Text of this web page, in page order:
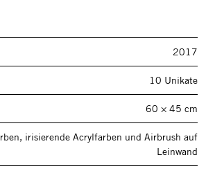
2017
10 Unikate
60 × 45 cm
irisierende Acrylfarben und Airbrush auf
Leinwand